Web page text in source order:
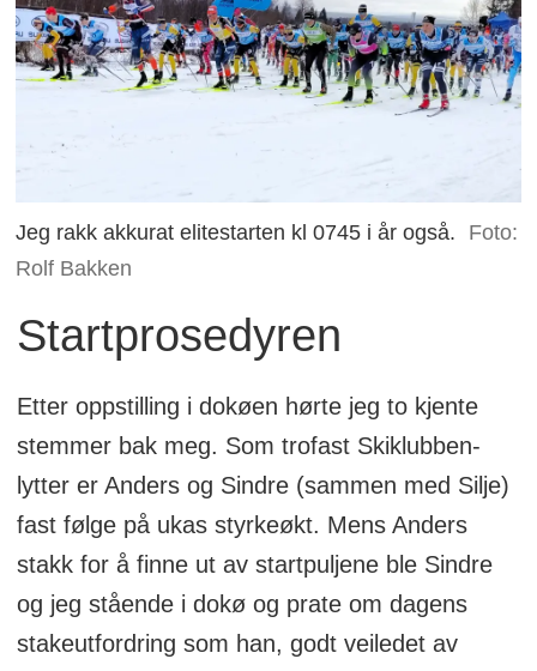
Jeg rakk akkurat elitestarten kl 0745 i år også.
Foto:
Rolf Bakken
Startprosedyren
Etter oppstilling i dokøen hørte jeg to kjente
stemmer bak meg. Som trofast Skiklubben-
lytter er Anders og Sindre (sammen med Silje)
fast følge på ukas styrkeøkt. Mens Anders
stakk for å finne ut av startpuljene ble Sindre
og jeg stående i dokø og prate om dagens
stakeutfordring som han, godt veiledet av